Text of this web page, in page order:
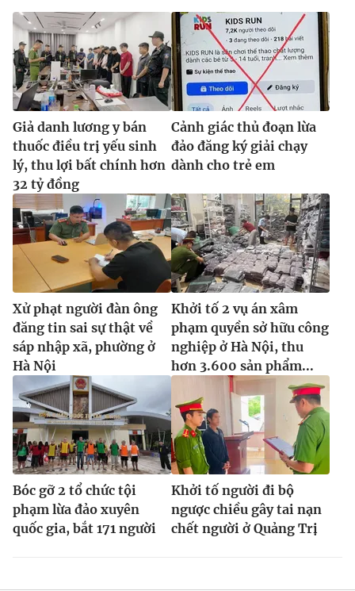
Giả danh lương y bán
thuốc điều trị yếu sinh
lý, thu lợi bất chính hơn
32 tỷ đồng
Cảnh giác thủ đoạn lừa
đảo đăng ký giải chạy
dành cho trẻ em
Xử phạt người đàn ông
đăng tin sai sự thật về
sáp nhập xã, phường ở
Hà Nội
Khởi tố 2 vụ án xâm
phạm quyền sở hữu công
nghiệp ở Hà Nội, thu
hơn 3.600 sản phẩm...
Bóc gỡ 2 tổ chức tội
phạm lừa đảo xuyên
quốc gia, bắt 171 người
Khởi tố người đi bộ
ngược chiều gây tai nạn
chết người ở Quảng Trị